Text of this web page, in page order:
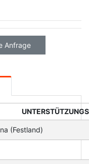
Anfrage
(Festland)